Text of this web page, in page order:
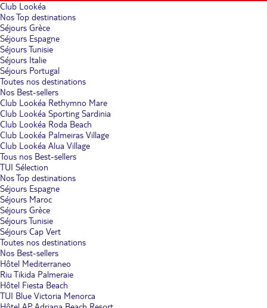
Club Lookéa
Nos Top destinations
Séjours Grèce
Séjours Espagne
Séjours Tunisie
Séjours Italie
Séjours Portugal
Toutes nos destinations
Nos Best-sellers
Club Lookéa Rethymno Mare
Club Lookéa Sporting Sardinia
Club Lookéa Roda Beach
Club Lookéa Palmeiras Village
Club Lookéa Alua Village
Tous nos Best-sellers
TUI Sélection
Nos Top destinations
Séjours Espagne
Séjours Maroc
Séjours Grèce
Séjours Tunisie
Séjours Cap Vert
Toutes nos destinations
Nos Best-sellers
Hôtel Mediterraneo
Riu Tikida Palmeraie
Hôtel Fiesta Beach
TUI Blue Victoria Menorca